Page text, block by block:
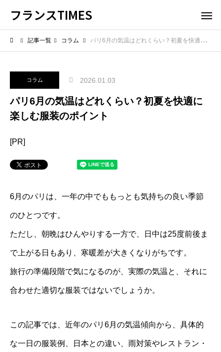
フランスTIMES
記事一覧 コラム パリ6月の気温はどれくらい？初夏を快適に楽しむ服装のポイント
コラム 2026.01.03
パリ6月の気温はどれくらい？初夏を快適に
楽しむ服装のポイント
[PR]
6月のパリは、一年の中でももっとも気持ちの良い季節
のひとつです。
ただし、朝晩はひんやりする一方で、日中は25度前後ま
で上がる日もあり、寒暖差が大きくなりがちです。
旅行の準備段階で気になるのが、実際の気温と、それに
合わせた適切な服装ではないでしょうか。
この記事では、近年のパリ6月の気温傾向から、具体的
な一日の服装例、日本との違い、雨対策やレストラン・